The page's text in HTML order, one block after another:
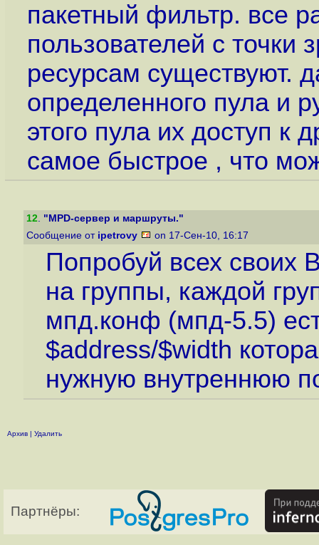
пакетный фильтр. все
пользователей с точки
ресурсам существуют.
определенного пула и
этого пула их доступ к
самое быстрое , что
12. "MPD-сервер и маршруты."
Сообщение от ipetrovy on 17-Сен-10, 16:17
Попробуй всех своих
на группы, каждой
мпд.конф (мпд-5.5)
$address/$width
нужную внутреннюю
Архив | Удалить
Партнёры: